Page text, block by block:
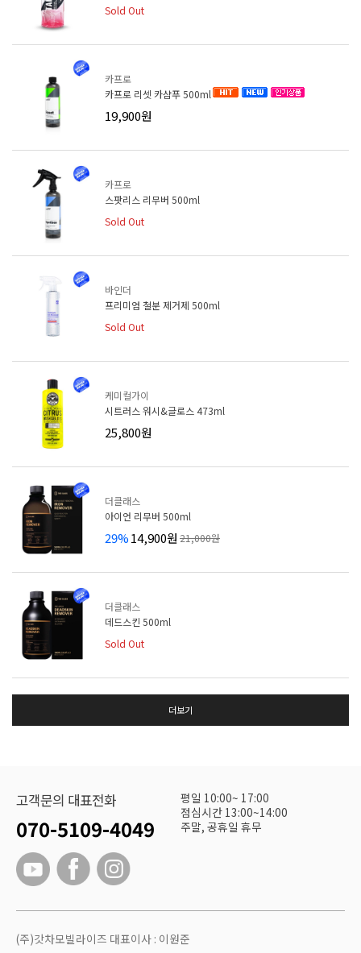
Sold Out
카프로
카프로 리셋 카샴푸 500ml
19,900원
카프로
스팟리스 리무버 500ml
Sold Out
바인더
프리미엄 철분 제거제 500ml
Sold Out
케미컬가이
시트러스 워시&글로스 473ml
25,800원
더클래스
아이언 리무버 500ml
29%14,900원 21,000원
더클래스
데드스킨 500ml
Sold Out
더보기
고객문의 대표전화
070-5109-4049
평일 10:00~ 17:00
점심시간 13:00~14:00
주말, 공휴일 휴무
(주)갓차모빌라이즈 대표이사 : 이원준